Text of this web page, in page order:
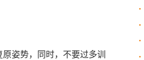
姿势，同时，不要过多训